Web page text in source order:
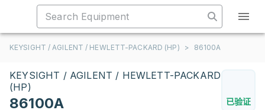
KEYSIGHT / AGILENT / HEWLETT-PACKARD (HP) > 86100A
KEYSIGHT / AGILENT / HEWLETT-PACKARD
(HP)
86100A 已验证